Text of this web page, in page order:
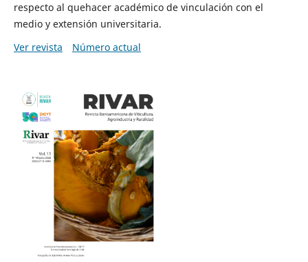
respecto al quehacer académico de vinculación con el
medio y extensión universitaria.
Ver revista
Número actual